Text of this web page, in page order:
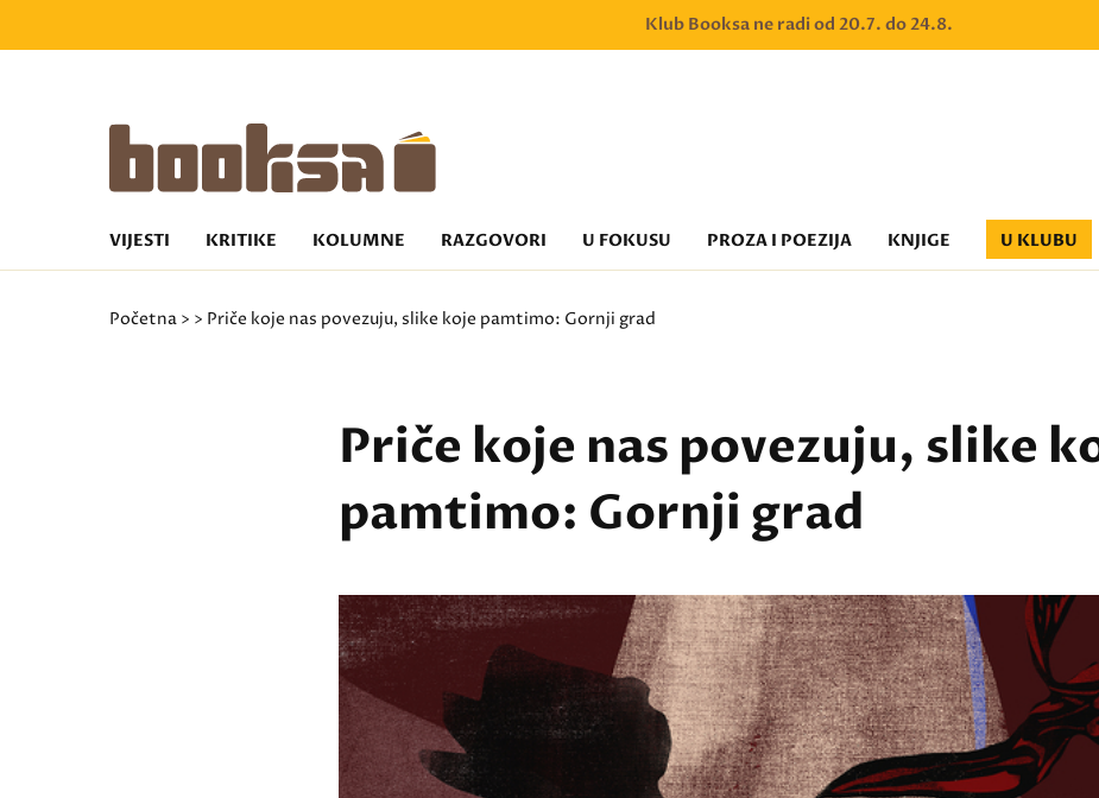
Klub Booksa ne radi od 20.7. do 24.8.
VIJESTI KRITIKE KOLUMNE RAZGOVORI U FOKUSU PROZA I POEZIJA KNJIGE U KLUBU
Početna > > Priče koje nas povezuju, slike koje pamtimo: Gornji grad
Priče koje nas povezuju, slike
pamtimo: Gornji grad